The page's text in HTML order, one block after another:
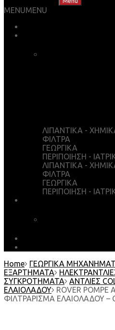
MENUMENU
ΛΙΠΑΝΤΙΚΑ -
ΦΙΛΤΡΑ
ΓΕΩΡΓΙΚΑ
ΠΕΡΙΠΟΙΗΣΗ -
ΛΙΠΑΝΤΙΚΑ -
ΦΙΛΤΡΑ
ΓΕΩΡΓΙΚΑ
ΠΕΡΙΠΟΙΗΣΗ -
Home
ΓΕΩΡΓΙΚΑ
ΕΞΑΡΤΗΜΑΤΑ
ΣΥΓΚΡΟΤΗΜΑΤΑ
ΑΝΤΛΙΕΣ
ΕΛΑΙΟΛΑΔΟΥ
ROVER POMPE
ΦΙΛΤΡΑΡΙΣΜΑ ΕΛΑΙΟΛΑΔΟΥ –